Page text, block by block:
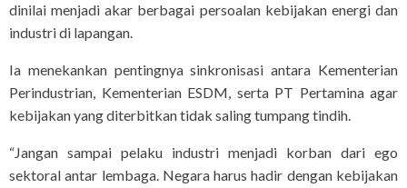
dinilai menjadi akar berbagai persoalan kebijakan energi dan
industri di lapangan.
Ia menekankan pentingnya sinkronisasi antara Kementerian
Perindustrian, Kementerian ESDM, serta PT Pertamina agar
kebijakan yang diterbitkan tidak saling tumpang tindih.
“Jangan sampai pelaku industri menjadi korban dari ego
sektoral antar lembaga. Negara harus hadir dengan kebijakan